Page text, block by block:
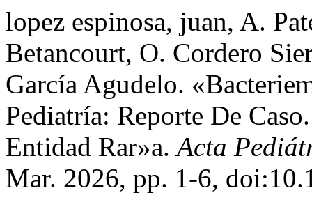
lopez espinosa, juan, A.
Betancourt, O. Cordero
García Agudelo.
Pediatría: Reporte De
Entidad Rar»a.Acta
Mar. 2026, pp. 1-6,